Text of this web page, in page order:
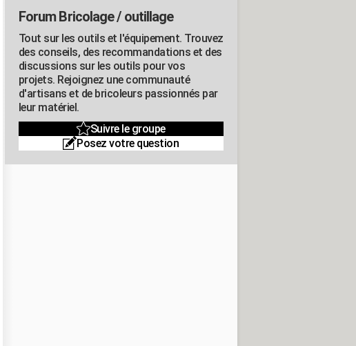
Forum Bricolage / outillage
Tout sur les outils et l'équipement. Trouvez
des conseils, des recommandations et des
discussions sur les outils pour vos
projets. Rejoignez une communauté
d'artisans et de bricoleurs passionnés par
leur matériel.
Suivre le groupe
Posez votre question